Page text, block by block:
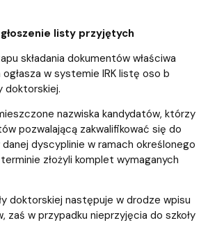
listy przyjętych
składania dokumentów właściwa
w systemie IRK listę oso b
doktorskiej.
nazwiska kandydatów, którzy
pozwalającą zakwalifikować się do
dyscyplinie w ramach określonego
złożyli komplet wymaganych
doktorskiej następuje w drodze wpisu
zaś w przypadku nieprzyjęcia do szkoły